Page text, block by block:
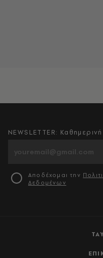
NEWSLETTER:
Αποδέχομαι την
Δεδομένων